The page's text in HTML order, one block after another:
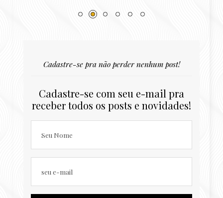
Cadastre-se pra não perder nenhum post!
Cadastre-se com seu e-mail pra
receber todos os posts e novidades!
Seu Nome
seu e-mail